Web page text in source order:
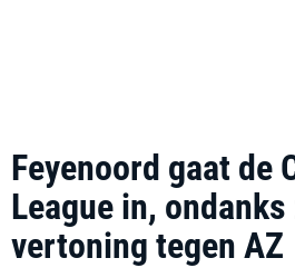
Feyenoord gaat de
League in,
vertoning tegen AZ